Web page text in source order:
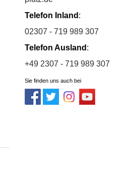
Telefon Inland :
02307 - 719 989 307
Telefon Ausland :
+49 2307 - 719 989 307
Sie finden uns auch bei